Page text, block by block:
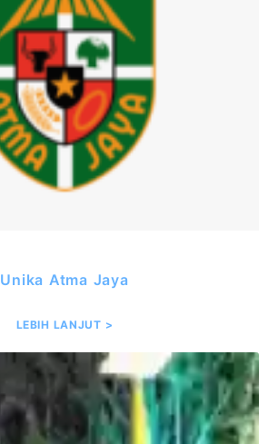
Unika Atma Jaya
LEBIH LANJUT >